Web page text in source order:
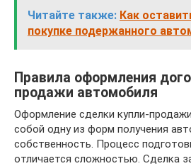
Читайте также: Как
покупке подержанного
Правила оформления
продажи автомобиля
Оформление сделки купли-
собой одну из форм получения
собственность. Процесс
отличается сложностью. Сделка